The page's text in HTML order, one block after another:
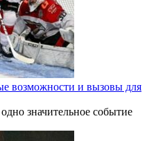
возможности и вызовы для
значительное событие